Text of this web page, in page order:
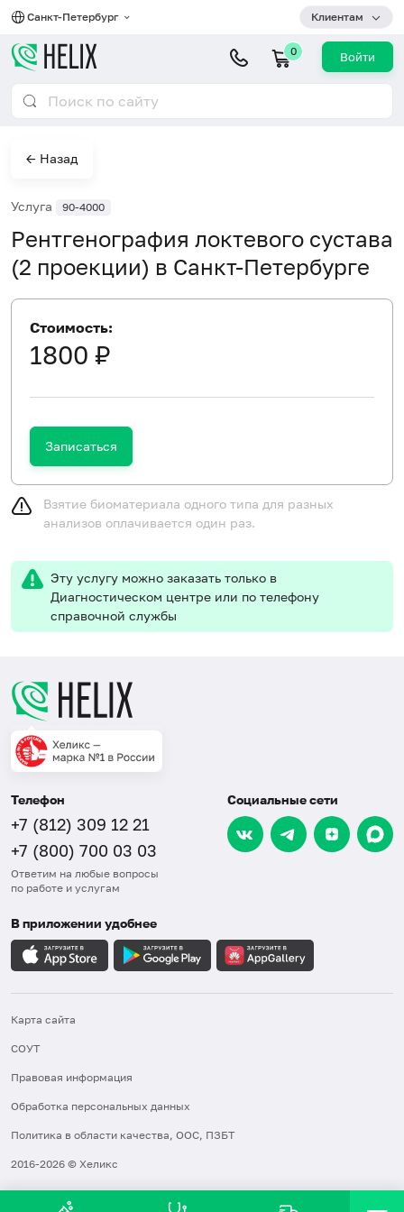
Санкт-Петербург Клиентам
0 Войти
← Назад
Услуга 90-4000
Рентгенография локтевого сустава
(2 проекции) в Санкт-Петербурге
Стоимость:
1800 ₽
Записаться
Взятие биоматериала одного типа для разных
анализов оплачивается один раз.
Эту услугу можно заказать только в
Диагностическом центре или по телефону
справочной службы
Телефон
+7 (812) 309 12 21
+7 (800) 700 03 03
Ответим на любые вопросы
по работе и услугам
Социальные сети
В приложении удобнее
Карта сайта
СОУТ
Правовая информация
Обработка персональных данных
Политика в области качества, ООС, ПЗБТ
2016-2026 © Хеликс